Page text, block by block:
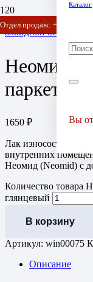
Отдел продаж: +7 (903)
Каталог
Вы
Главная
алкидной основе
/
Неомид
1650 ₽
Лак износостойкий
внутренних
Неомид (Neomid) с
Количество товара
глянцевый
В корзину
Артикул: win00075
Описание